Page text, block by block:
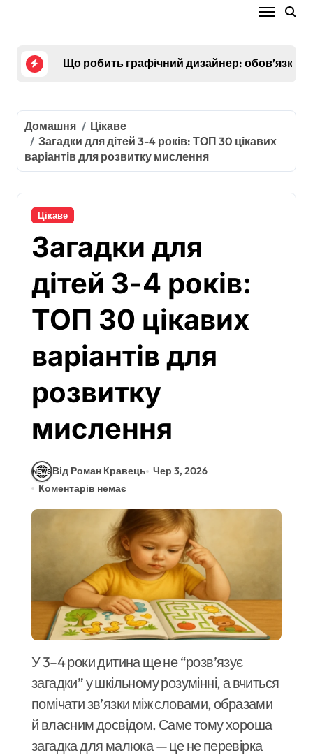
до
Найкращі фільми для сімейного
Домашня
Цікаве
Загадки для дітей 3-4 років: ТОП 30 цікавих
варіантів для розвитку мислення
Цікаве
Загадки для
дітей 3-4 років:
ТОП 30 цікавих
варіантів для
розвитку
мислення
Від Роман Кравець
Чер 3, 2026
Коментарів немає
У 3–4 роки дитина ще не “розв’язує
загадки” у шкільному розумінні, а вчиться
помічати зв’язки між словами, образами
й власним досвідом. Саме тому хороша
загадка для малюка — це не перевірка